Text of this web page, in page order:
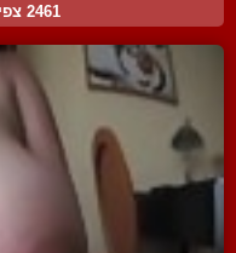
2461 צפיות